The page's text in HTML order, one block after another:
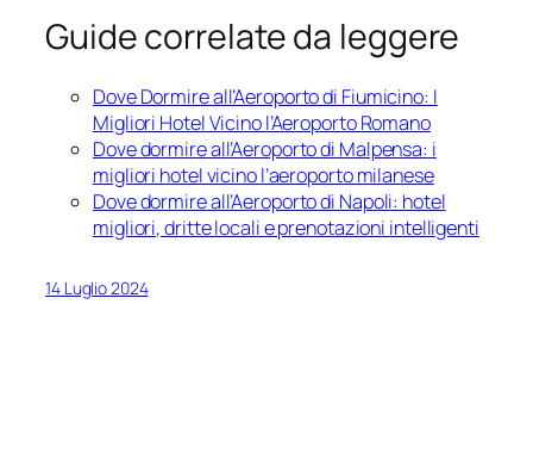
Guide correlate da leggere
Dove Dormire all’Aeroporto di Fiumicino: I
Migliori Hotel Vicino l’Aeroporto Romano
Dove dormire all’Aeroporto di Malpensa: i
migliori hotel vicino l’aeroporto milanese
Dove dormire all’Aeroporto di Napoli: hotel
migliori, dritte locali e prenotazioni intelligenti
14 Luglio 2024